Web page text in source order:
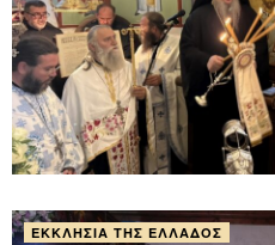
ΕΚΚΛΗΣΊΑ ΤΗΣ ΕΛΛΆΔΟΣ